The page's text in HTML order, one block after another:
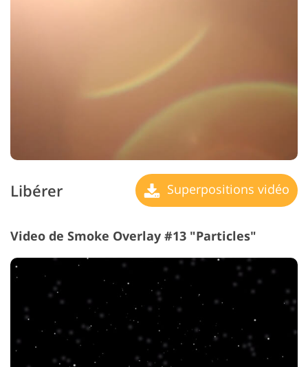
Libérer Superpositions vidéo
Video de Smoke Overlay #13 "Particles"